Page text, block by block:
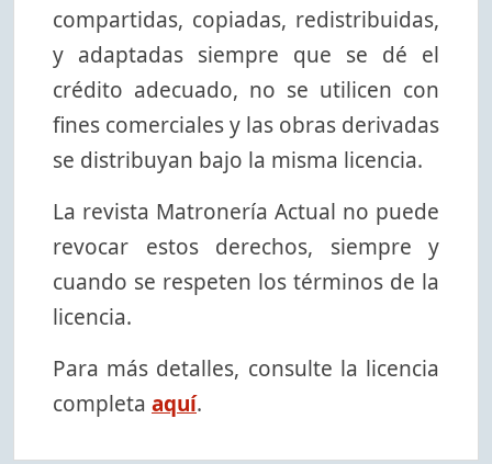
compartidas, copiadas, redistribuidas,
y adaptadas siempre que se dé el
crédito adecuado, no se utilicen con
fines comerciales y las obras derivadas
se distribuyan bajo la misma licencia.
La revista Matronería Actual no puede
revocar estos derechos, siempre y
cuando se respeten los términos de la
licencia.
Para más detalles, consulte la licencia
completa aquí.